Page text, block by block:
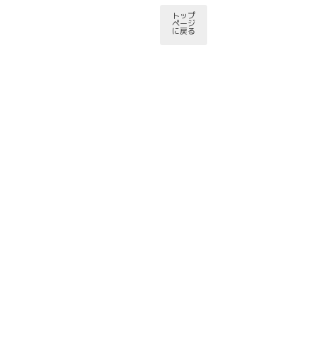
トップ
ページ
に戻る